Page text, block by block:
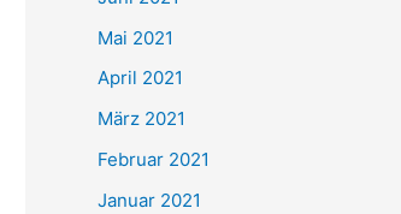
h
:Mai 2021
April 2021
März 2021
Februar 2021
Januar 2021